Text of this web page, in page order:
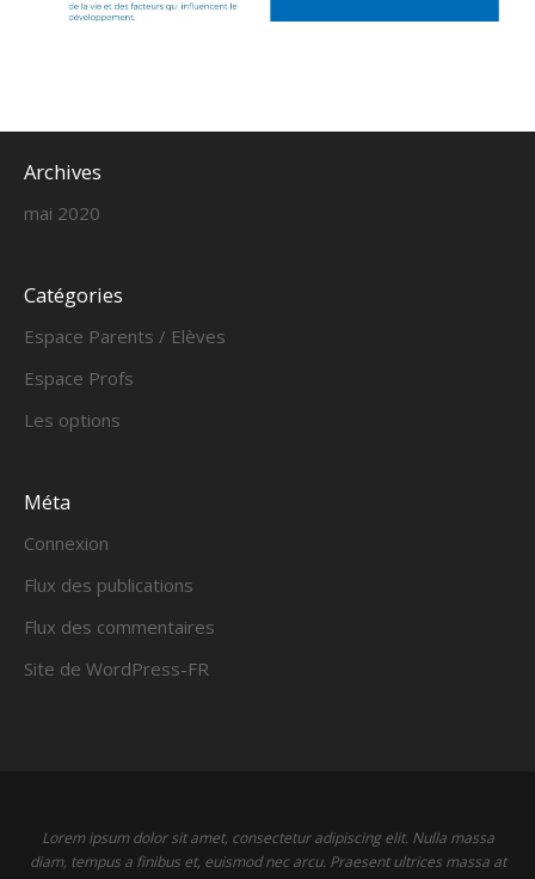
Archives
mai 2020
Catégories
Espace Parents / Elèves
Espace Profs
Les options
Méta
Connexion
Flux des publications
Flux des commentaires
Site de WordPress-FR
Lorem ipsum dolor sit amet, consectetur adipiscing elit. Nulla massa
diam, tempus a finibus et, euismod nec arcu. Praesent ultrices massa at